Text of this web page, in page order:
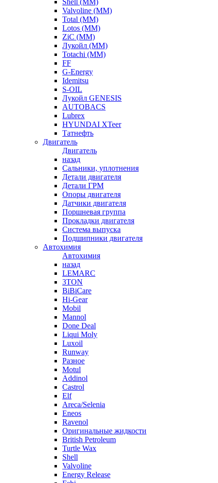
Shell (ММ)
Valvoline (ММ)
Total (ММ)
Lotos (ММ)
ZiC (ММ)
Лукойл (ММ)
Totachi (MM)
FF
G-Energy
Idemitsu
S-OIL
Лукойл GENESIS
AUTOBACS
Lubrex
HYUNDAI XTeer
Татнефть
Двигатель
Двигатель
назад
Сальники, уплотнения
Детали двигателя
Детали ГРМ
Опоры двигателя
Датчики двигателя
Поршневая группа
Прокладки двигателя
Система выпуска
Подшипники двигателя
Автохимия
Автохимия
назад
LEMARC
3TON
BiBiCare
Hi-Gear
Mobil
Mannol
Done Deal
Liqui Moly
Luxoil
Runway
Разное
Motul
Addinol
Castrol
Elf
Areca/Selenia
Eneos
Ravenol
Оригинальные жидкости
British Petroleum
Turtle Wax
Shell
Valvoline
Energy Release